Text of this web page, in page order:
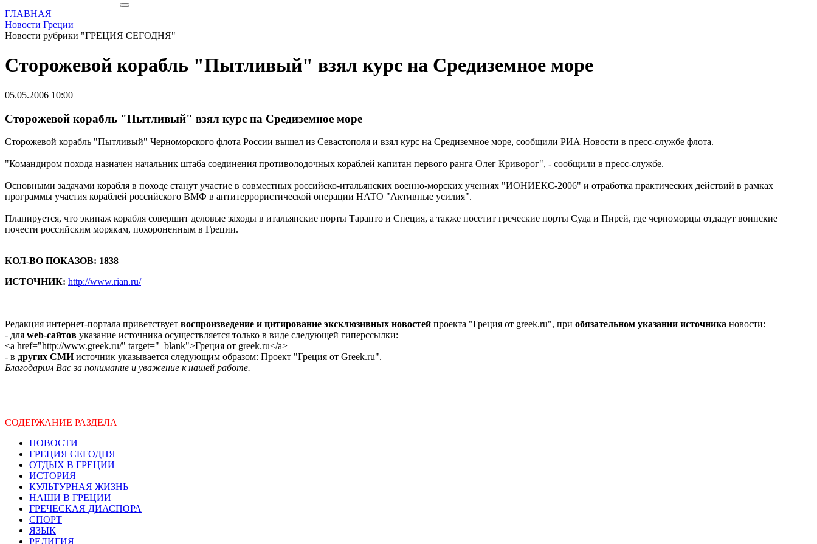
ГЛАВНАЯ
Новости Греции
Новости рубрики "ГРЕЦИЯ СЕГОДНЯ"
Сторожевой корабль "Пытливый" взял курс на Средиземное море
05.05.2006 10:00
Сторожевой корабль "Пытливый" взял курс на Средиземное море
Сторожевой корабль "Пытливый" Черноморского флота России вышел из Севастополя и взял курс на Средиземное море, сообщили РИА Новости в пресс-службе флота.
"Командиром похода назначен начальник штаба соединения противолодочных кораблей капитан первого ранга Олег Криворог", - сообщили в пресс-службе.
Основными задачами корабля в походе станут участие в совместных российско-итальянских военно-морских учениях "ИОНИЕКС-2006" и отработка практических действий в рамках
программы участия кораблей российского ВМФ в антитеррористической операции НАТО "Активные усилия".
Планируется, что экипаж корабля совершит деловые заходы в итальянские порты Таранто и Специя, а также посетит греческие порты Суда и Пирей, где черноморцы отдадут воинские
почести российским морякам, похороненным в Греции.
КОЛ-ВО ПОКАЗОВ: 1838
ИСТОЧНИК: http://www.rian.ru/
Редакция интернет-портала приветствует воспроизведение и цитирование эксклюзивных новостей проекта "Греция от greek.ru", при обязательном указании источника новости:
- для web-сайтов указание источника осуществляется только в виде следующей гиперссылки:
<a href="http://www.greek.ru/" target="_blank">Греция от greek.ru</a>
- в других СМИисточник указывается следующим образом: Проект "Греция от Greek.ru".
Благодарим Вас за понимание и уважение к нашей работе.
СОДЕРЖАНИЕ РАЗДЕЛА
НОВОСТИ
ГРЕЦИЯ СЕГОДНЯ
ОТДЫХ В ГРЕЦИИ
ИСТОРИЯ
КУЛЬТУРНАЯ ЖИЗНЬ
НАШИ В ГРЕЦИИ
ГРЕЧЕСКАЯ ДИАСПОРА
СПОРТ
ЯЗЫК
РЕЛИГИЯ